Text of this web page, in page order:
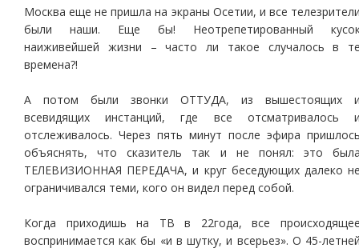
Москва еще не пришла на экраны Осетии, и все
были наши. Еще бы! Неотрепетированный
наиживейшей жизни – часто ли такое случалось в
времена?!
А потом были звонки ОТТУДА, из вышестоящих
всевидящих инстанций, где все отсматривалось
отслеживалось. Через пять минут после эфира
объяснять, что сказитель так и не понял: это
ТЕЛЕВИЗИОННАЯ ПЕРЕДАЧА, и круг беседующих далеко
ограничивался теми, кого он видел перед собой.
Когда приходишь на ТВ в 22года, все
воспринимается как бы «и в шутку, и всерьез». О 45-